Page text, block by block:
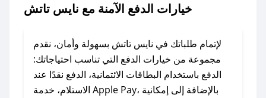
### ماذا أفعل إذا لم يعمل كود الخصم؟
الرسائل الخاصة على تويتر أو البريد الإلكتروني،
وسنقوم بحل المشكلة في أسرع وقت ممكن.
### ماذا أفعل إذا لم أجد كود خصم لمتجري
خيارات الدفع الآمنة مع نايس تاتش
لإتمام طلباتك في نايس تاتش بسهولة وأمان، نقدم
مجموعة من خيارات الدفع التي تناسب احتياجاتك:
الدفع باستخدام البطاقات الائتمانية، الدفع نقدًا عند
الاستلام، خدمة Apple Pay، بالإضافة إلى إمكانية